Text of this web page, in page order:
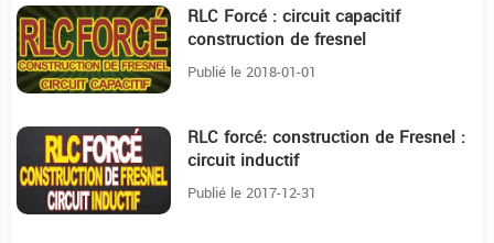
13:7 RLC Forcé : circuit capacitif
construction de fresnel
Publié le 2018-01-01
29:55 RLC forcé: construction de Fresnel :
circuit inductif
Publié le 2017-12-31